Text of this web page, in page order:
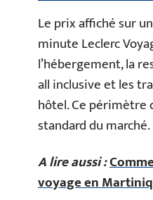
Le prix affiché sur
minute Leclerc
l’hébergement, la
all inclusive et les
hôtel. Ce périmètre
standard du marché.
A lire aussi :
voyage en